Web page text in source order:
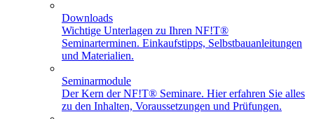
Downloads
Wichtige Unterlagen zu Ihren NF!T®
Seminarterminen. Einkaufstipps, Selbstbauanleitungen
und Materialien.
Seminarmodule
Der Kern der NF!T® Seminare. Hier erfahren Sie alles
zu den Inhalten, Voraussetzungen und Prüfungen.